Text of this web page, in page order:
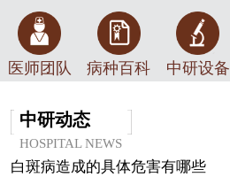
医师团队 病种百科 中研设备
中研动态
HOSPITAL NEWS
白斑病造成的具体危害有哪些